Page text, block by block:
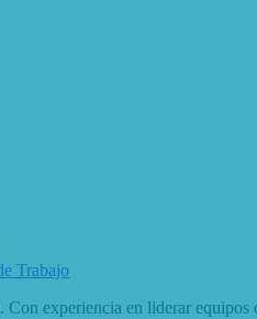
Trabajo
experiencia en liderar